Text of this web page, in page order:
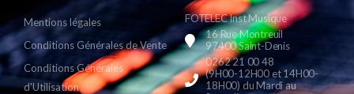
Mentions légales
Conditions Générales de Vente
Conditions Générales
d'Utilisation
FOTELEC Inst Musique
16 Rue Montreuil
97400 Saint-Denis
0262 21 00 48
(9H00-12H00 et 14H00-
18H00) du Mardi au